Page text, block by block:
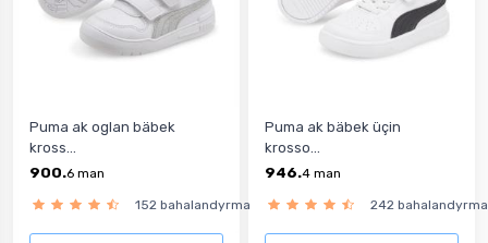
Puma ak oglan bäbek
kross...
900.6 man
152 bahalandyrma
Puma ak bäbek üçin
krosso...
946.4 man
242 bahalandyrma